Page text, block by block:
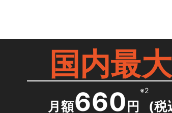
国内最
月額660 円
※2
(税